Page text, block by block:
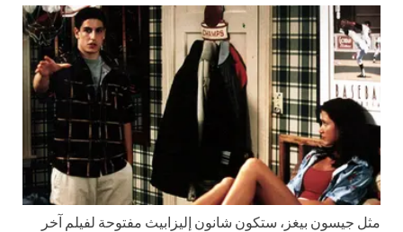
مثل جيسون بيغز، ستكون شانون إليزابيث مفتوحة لفيلم آخر